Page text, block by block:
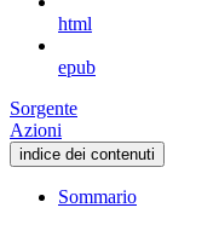
html
epub
Sorgente
Azioni
indice dei contenuti
Sommario